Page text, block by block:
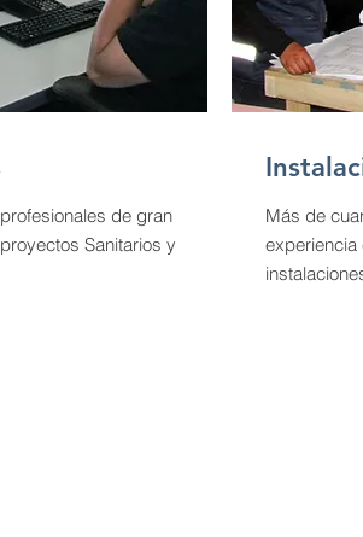
de gran
Sanitarios y
Más de
experiencia